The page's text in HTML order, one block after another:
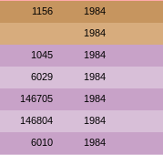
1156 1984
1984
1045 1984
6029 1984
146705 1984
146804 1984
6010 1984